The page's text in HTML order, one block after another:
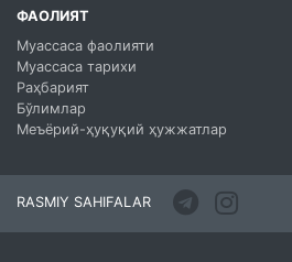
ФАОЛИЯТ
Муассаса фаолияти
Муассаса тарихи
Раҳбарият
Бўлимлар
Меъёрий-ҳуқуқий ҳужжатлар
RASMIY SAHIFALAR